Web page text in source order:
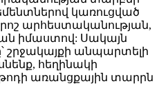
կառուցված
արհեստականության,
իմաստով: Սակայն
շրջակայքի անպարտելի
հեղինակի
առանցքային տարրն